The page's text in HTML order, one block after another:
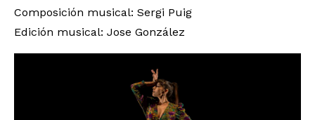
Composición musical: Sergi Puig
Edición musical: Jose González